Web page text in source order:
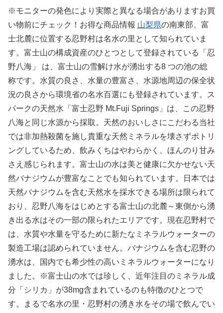
※モニターの発色により実際と異なる場合がありますお買
い物前にチェック！お得な商品情報 山梨県の南東部、富
士北麓に位置する忍野村は名水の里として知られていま
す。富士山の構成資産のひとつとして登録されている「忍
野八海」 は、富士山の雪解け水が湧出する8 つの池の総
称です。水質の良さ、水量の豊富さ、水源地周辺の保全状
況の良さから環境省の名水百選にも登録されています。ス
パークの天然水「富士忍野 Mt.Fuji Springs」は、この忍野
八海と同じ水源から採取。天然のおいしさにこだわる当社
では非加熱殺菌を施し貴重な天然ミネラルを壊さずボトリ
ングしているため、飲みくちはやわらかく、ほんのり甘み
さえ感じられます。富士山の水は美と健康に欠かせない天
然バナジウムが豊富なことでも知られています。日本では
天然バナジウムを含む天然水を採水できる場所は限られて
おり、忍野八海をはじめとする富士山の北麓～東側から湧
き出る水はその一部の限られたエリアです。現在忍野村で
は、水質や水量を守るために新たなミネラルウォーターの
製造工場は認められていません。バナジウムを含む忍野の
湧水は、国内でも希少性の高いミネラルウォーターになり
ました。※富士山の水では珍しく、近年注目のミネラル成
分「シリカ」が38mg含まれているのも特徴のひとつで
す。まるで名水の里・忍野村の湧き水をその場で飲んでい